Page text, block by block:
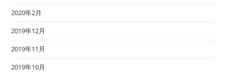
2020年2月
2019年12月
2019年11月
2019年10月